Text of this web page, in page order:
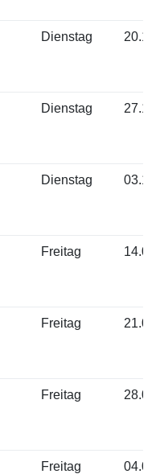
Dienstag
Dienstag
Dienstag
Freitag
Freitag
Freitag
Freitag